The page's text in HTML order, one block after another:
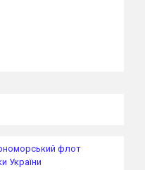
флот
України